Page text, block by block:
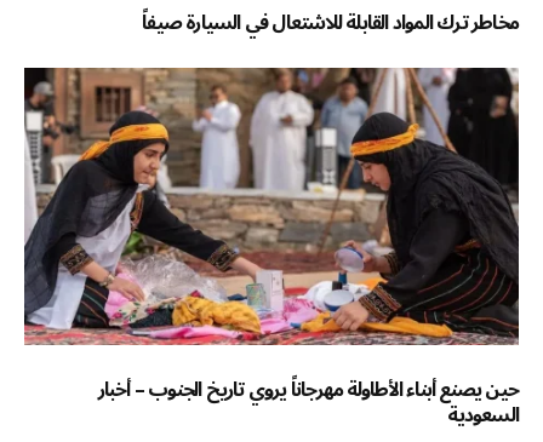
مخاطر ترك المواد القابلة للاشتعال في السيارة صيفاً
حين يصنع أبناء الأطاولة مهرجاناً يروي تاريخ الجنوب – أخبار
السعودية